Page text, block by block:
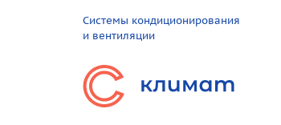
Системы кондиционирования
и вентиляции